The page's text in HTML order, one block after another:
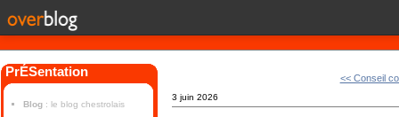
PrÉSentation
Blog : le blog chestrolais
<< Conseil
3 juin 2026